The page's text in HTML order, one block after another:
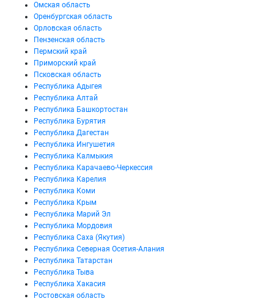
Омская область
Оренбургская область
Орловская область
Пензенская область
Пермский край
Приморский край
Псковская область
Республика Адыгея
Республика Алтай
Республика Башкортостан
Республика Бурятия
Республика Дагестан
Республика Ингушетия
Республика Калмыкия
Республика Карачаево-Черкессия
Республика Карелия
Республика Коми
Республика Крым
Республика Марий Эл
Республика Мордовия
Республика Саха (Якутия)
Республика Северная Осетия-Алания
Республика Татарстан
Республика Тыва
Республика Хакасия
Ростовская область